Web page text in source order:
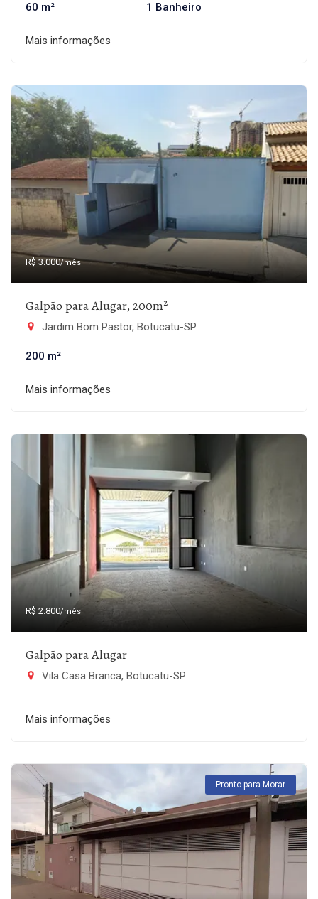
60 m² 1 Banheiro
Mais informações
R$ 3.000/mês
Galpão para Alugar, 200m²
Jardim Bom Pastor, Botucatu-SP
200 m²
Mais informações
R$ 2.800/mês
Galpão para Alugar
Vila Casa Branca, Botucatu-SP
Mais informações
Pronto para Morar